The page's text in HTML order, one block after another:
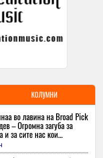
во однос на претходниот
33 степени целзиусови
и Ропотово, горат ниска
пиење во екот на
КОЛУМНИ
во лавина на Broad Pick
– Oгромна загуба за
и за сите нас кои
моменти со нив,